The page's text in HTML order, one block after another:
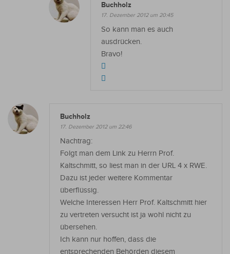
Buchholz
17. Dezember 2012 um 20:45
So kann man es auch
ausdrücken.
Bravo!
Buchholz
17. Dezember 2012 um 22:46
Nachtrag:
Folgt man dem Link zu Herrn Prof.
Kaltschmitt, so liest man in der URL 4 x RWE.
Dazu ist jeder weitere Kommentar
überflüssig.
Welche Interessen Herr Prof. Kaltschmitt hier
zu vertreten versucht ist ja wohl nicht zu
übersehen.
Ich kann nur hoffen, dass die
entsprechenden Behörden diesem